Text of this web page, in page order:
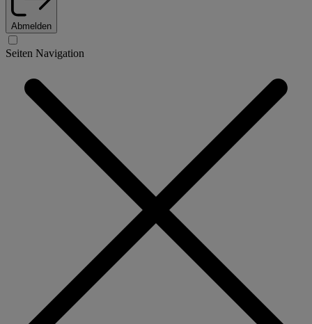
Abmelden
Seiten Navigation